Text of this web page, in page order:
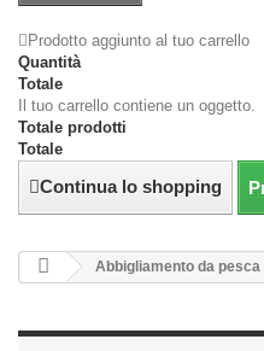
Prodotto aggiunto al tuo carrello
Quantità
Totale
Il tuo carrello contiene un oggetto.
Totale prodotti
Totale
Continua lo shopping
Abbigliamento da pesca